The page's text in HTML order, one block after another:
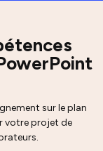
sur le plan
votre projet de